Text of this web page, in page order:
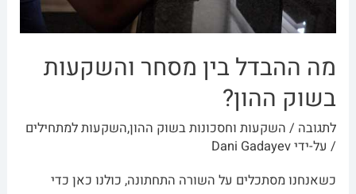
מה ההבדל בין מסחר והשקעות
בשוק ההון?
לתגובה / השקעות וחסכונות בשוק ההון,השקעות למתחילים
/ על-ידיDani Gadayev
כשאנחנו מסתכלים על השורה התחתונה, כולנו כאן כדי